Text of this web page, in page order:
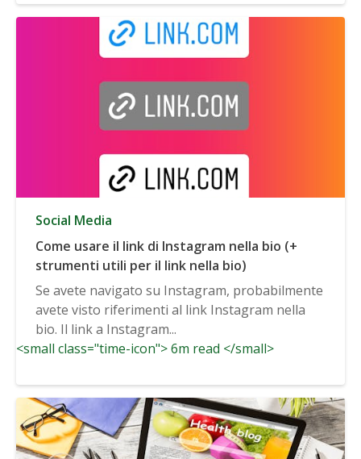
Social Media
Come usare il link di Instagram nella bio (+
strumenti utili per il link nella bio)
Se avete navigato su Instagram, probabilmente
avete visto riferimenti al link Instagram nella
bio. Il link a Instagram...
<small class="time-icon"> 6m read </small>